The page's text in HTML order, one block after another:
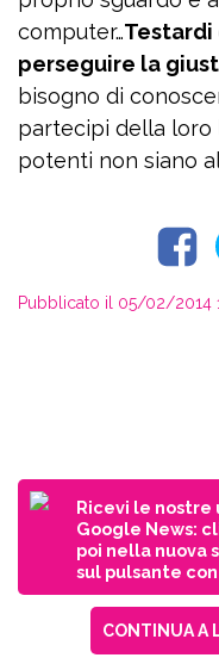
computer…
perseguire la
bisogno di
partecipi della loro
potenti non siano
Pubblicato il 05/02/2014
Ricevi le
Google News:
poi nella nuova
sul pulsante
CONTINUA A